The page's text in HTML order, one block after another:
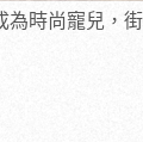
為時尚寵兒，